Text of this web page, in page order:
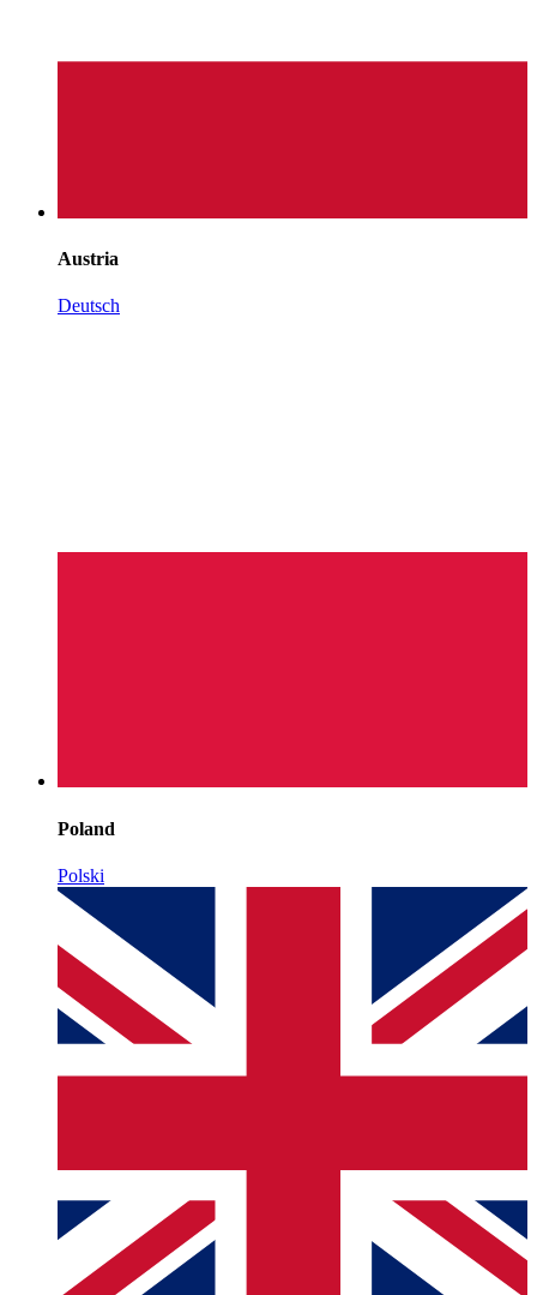
Austria
Deutsch
Poland
Polski